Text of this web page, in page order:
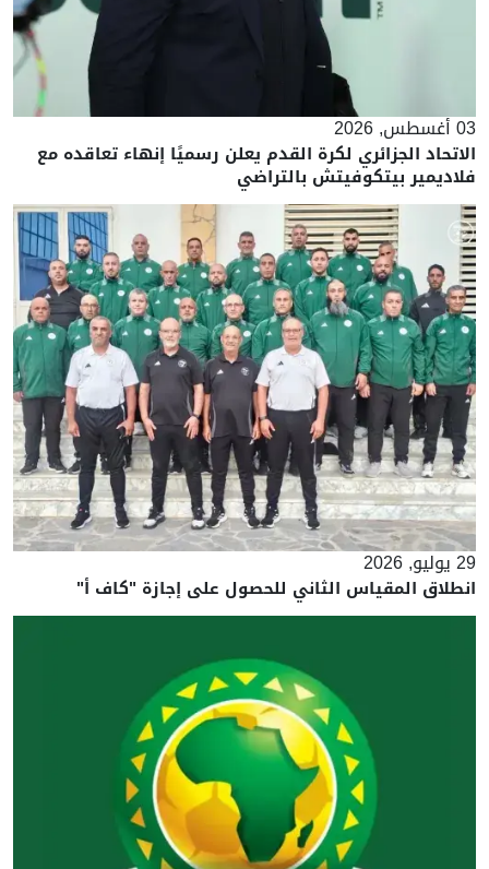
03 أغسطس, 2026
الاتحاد الجزائري لكرة القدم يعلن رسميًا إنهاء تعاقده مع
فلاديمير بيتكوفيتش بالتراضي
29 يوليو, 2026
انطلاق المقياس الثاني للحصول على إجازة "كاف أ"